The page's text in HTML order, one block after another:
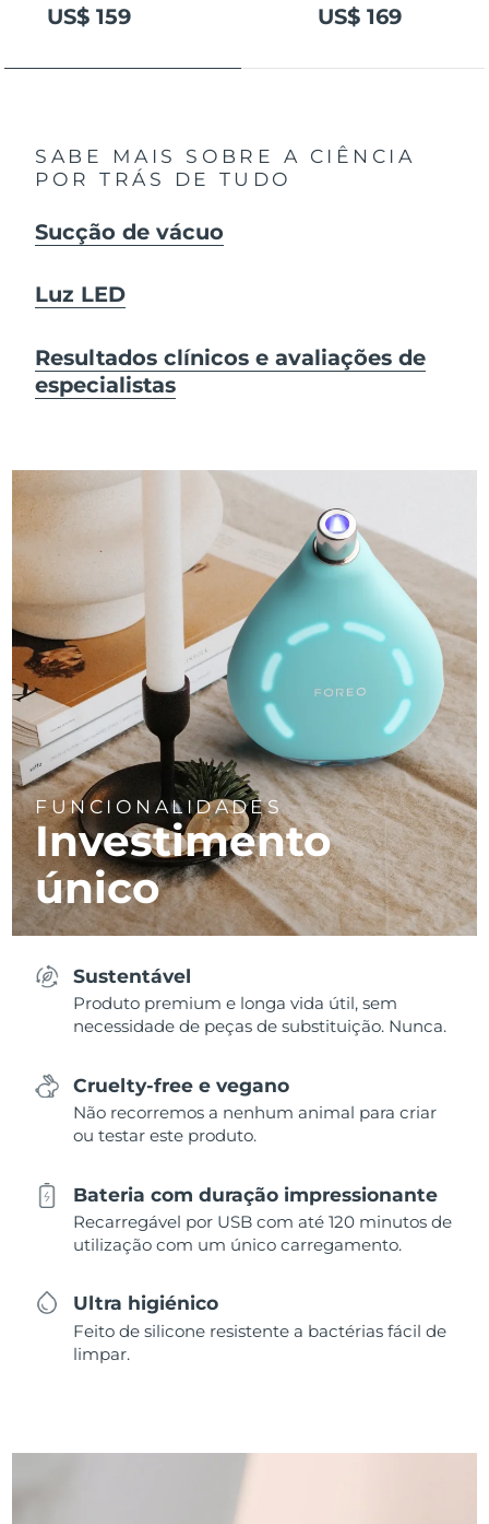
US$ 159 US$ 169
SABE MAIS SOBRE A CIÊNCIA
POR TRÁS DE TUDO
Sucção de vácuo
Luz LED
Resultados clínicos e avaliações de
especialistas
FUNCIONALIDADES
Investimento
único
Sustentável
Produto premium e longa vida útil, sem
necessidade de peças de substituição. Nunca.
Cruelty-free e vegano
Não recorremos a nenhum animal para criar
ou testar este produto.
Bateria com duração impressionante
Recarregável por USB com até 120 minutos de
utilização com um único carregamento.
Ultra higiénico
Feito de silicone resistente a bactérias fácil de
limpar.